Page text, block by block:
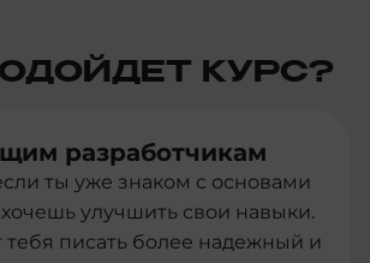
КУРС?
разработчикам
ты уже знаком с основами
улучшить свои навыки.
тебя писать более надежный и